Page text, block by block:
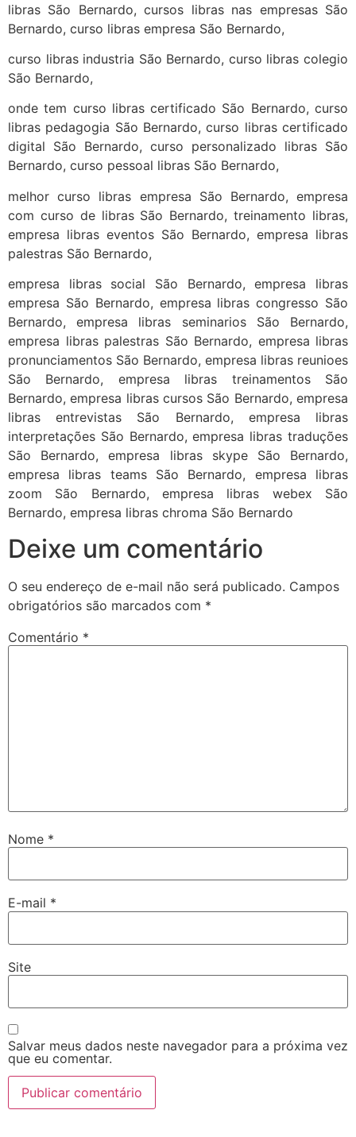
libras São Bernardo, cursos libras nas empresas São
Bernardo, curso libras empresa São Bernardo,
curso libras industria São Bernardo, curso libras colegio
São Bernardo,
onde tem curso libras certificado São Bernardo, curso
libras pedagogia São Bernardo, curso libras certificado
digital São Bernardo, curso personalizado libras São
Bernardo, curso pessoal libras São Bernardo,
melhor curso libras empresa São Bernardo, empresa
com curso de libras São Bernardo, treinamento libras,
empresa libras eventos São Bernardo, empresa libras
palestras São Bernardo,
empresa libras social São Bernardo, empresa libras
empresa São Bernardo, empresa libras congresso São
Bernardo, empresa libras seminarios São Bernardo,
empresa libras palestras São Bernardo, empresa libras
pronunciamentos São Bernardo, empresa libras reunioes
São Bernardo, empresa libras treinamentos São
Bernardo, empresa libras cursos São Bernardo, empresa
libras entrevistas São Bernardo, empresa libras
interpretações São Bernardo, empresa libras traduções
São Bernardo, empresa libras skype São Bernardo,
empresa libras teams São Bernardo, empresa libras
zoom São Bernardo, empresa libras webex São
Bernardo, empresa libras chroma São Bernardo
Deixe um comentário
O seu endereço de e-mail não será publicado. Campos
obrigatórios são marcados com *
Comentário *
Nome *
E-mail *
Site
Salvar meus dados neste navegador para a próxima vez
que eu comentar.